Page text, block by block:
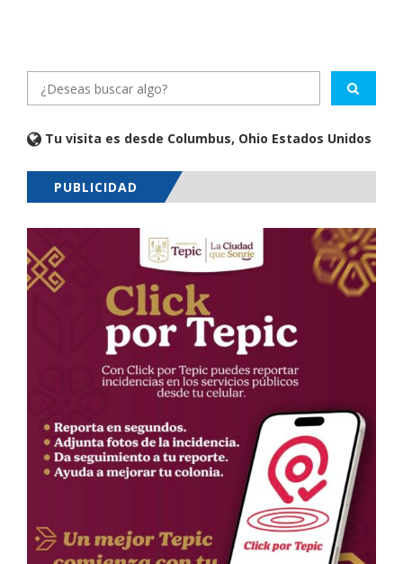
Tu visita es desde Columbus, Ohio Estados Unidos
PUBLICIDAD